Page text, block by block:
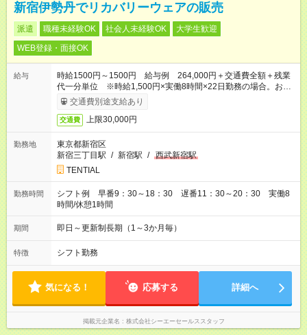
新宿伊勢丹でリカバリーウェアの販売
派遣 職種未経験OK 社会人未経験OK
大学生歓迎
WEB登録・面接OK
給与
時給1500円～1500円 給与例 264,000円＋交通費全額＋残業
代一分単位 ※時給1,500円×実働8時間×22日勤務の場合。お時
給は一例です。ご経験により異なります。
交通費別途支給あり
交通費 上限30,000円
勤務地
東京都新宿区
新宿三丁目駅 / 新宿駅 / 西武新宿駅
TENTIAL
勤務時間
シフト例 早番9：30～18：30 遅番11：30～20：30 実働8
時間/休憩1時間
期間 即日～更新制長期（1～3か月毎）
特徴 シフト勤務
気になる！ 応募する 詳細へ
掲載元企業名 株式会社シーエーセールススタッフ